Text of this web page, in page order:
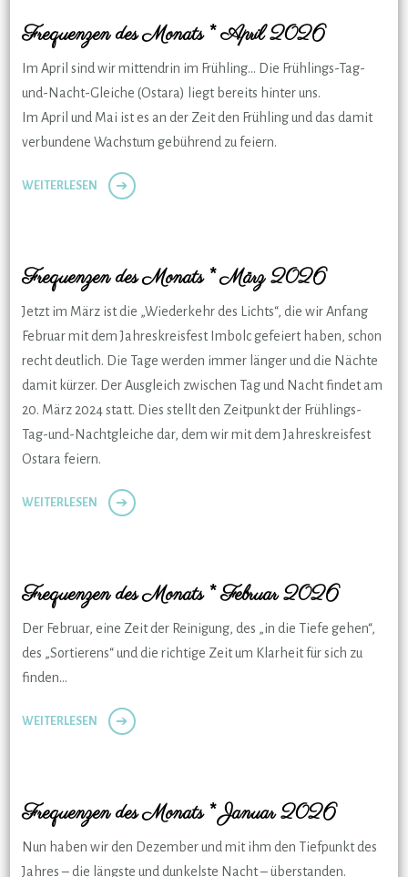
Frequenzen des Monats * April 2026
Im April sind wir mittendrin im Frühling… Die Frühlings-Tag-
und-Nacht-Gleiche (Ostara) liegt bereits hinter uns.
Im April und Mai ist es an der Zeit den Frühling und das damit
verbundene Wachstum gebührend zu feiern.
WEITERLESEN
Frequenzen des Monats * März 2026
Jetzt im März ist die „Wiederkehr des Lichts“, die wir Anfang
Februar mit dem Jahreskreisfest Imbolc gefeiert haben, schon
recht deutlich. Die Tage werden immer länger und die Nächte
damit kürzer. Der Ausgleich zwischen Tag und Nacht findet am
20. März 2024 statt. Dies stellt den Zeitpunkt der Frühlings-
Tag-und-Nachtgleiche dar, dem wir mit dem Jahreskreisfest
Ostara feiern.
WEITERLESEN
Frequenzen des Monats * Februar 2026
Der Februar, eine Zeit der Reinigung, des „in die Tiefe gehen“,
des „Sortierens“ und die richtige Zeit um Klarheit für sich zu
finden…
WEITERLESEN
Frequenzen des Monats * Januar 2026
Nun haben wir den Dezember und mit ihm den Tiefpunkt des
Jahres – die längste und dunkelste Nacht – überstanden.